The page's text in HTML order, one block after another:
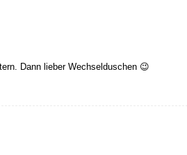
Dann lieber Wechselduschen 😉